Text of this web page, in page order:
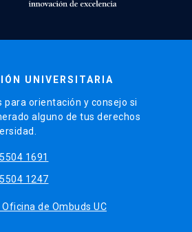
UNIVERSITARIA
para orientación y consejo si
alguno de tus derechos
1691
1247
Oficina de Ombuds UC